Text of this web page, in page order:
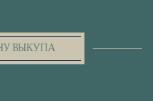
ВЫКУПА